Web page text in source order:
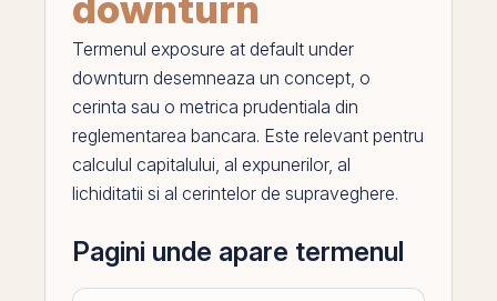
Termenul exposure at default under
downturn desemneaza un concept, o
cerinta sau o metrica prudentiala din
reglementarea bancara. Este relevant pentru
calculul capitalului, al expunerilor, al
lichiditatii si al cerintelor de supraveghere.
Pagini unde apare termenul